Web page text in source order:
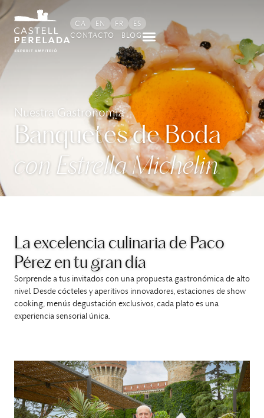
contenido
CA EN FR
ES
CONTACTO
BLOG
Nuestra Gastronomía
Banquetes de Boda
con Estrella Michelin
La excelencia culinaria de Paco
Pérez en tu gran día
Sorprende a tus invitados con una propuesta gastronómica de alto
nivel. Desde cócteles y aperitivos innovadores, estaciones de show
cooking, menús degustación exclusivos, cada plato es una
experiencia sensorial única.